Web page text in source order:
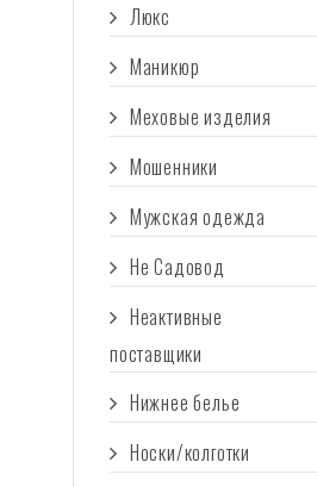
Люкс
Маникюр
Меховые изделия
Мошенники
Мужская одежда
Не Садовод
Неактивные
поставщики
Нижнее белье
Носки/колготки